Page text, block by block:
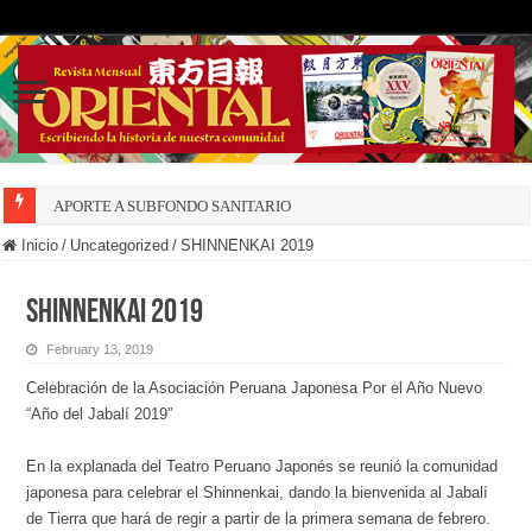
APORTE A SUBFONDO SANITARIO
Inicio / Uncategorized / SHINNENKAI 2019
SHINNENKAI 2019
February 13, 2019
Celebración de la Asociación Peruana Japonesa Por el Año Nuevo
“Año del Jabalí 2019”
En la explanada del Teatro Peruano Japonés se reunió la comunidad
japonesa para celebrar el Shinnenkai, dando la bienvenida al Jabalí
de Tierra que hará de regir a partir de la primera semana de febrero.